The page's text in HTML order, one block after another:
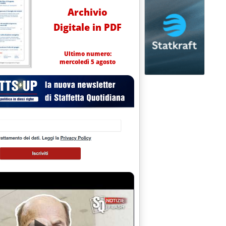
internazionali'
Archivio
Digitale in PDF
Ultimo numero:
mercoledì 5 agosto